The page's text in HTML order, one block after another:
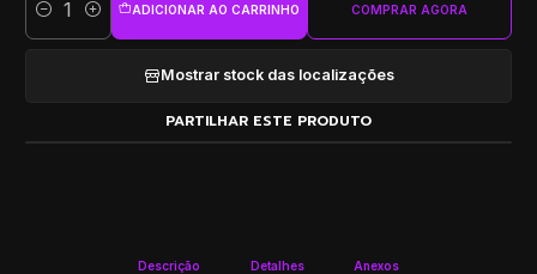
Quantidade
ADICIONAR AO CARRINHO COMPRAR AGORA
Mostrar stock das localizações
PARTILHAR ESTE PRODUTO
Descrição Detalhes Anexos